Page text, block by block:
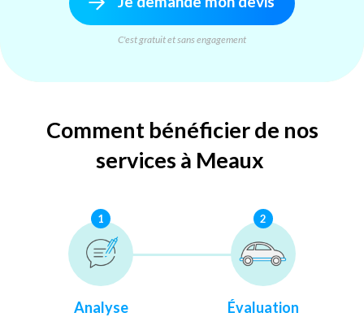
C'est gratuit et sans engagement
Comment bénéficier de nos
services à Meaux
1
Analyse
2
Évaluation